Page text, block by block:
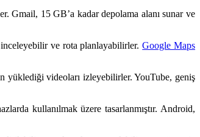
Gmail, 15 GB’a kadar depolama alanı sunar ve
inceleyebilir ve rota planlayabilirler.Google Maps
yüklediği videoları izleyebilirler. YouTube, geniş
kullanılmak üzere tasarlanmıştır. Android,